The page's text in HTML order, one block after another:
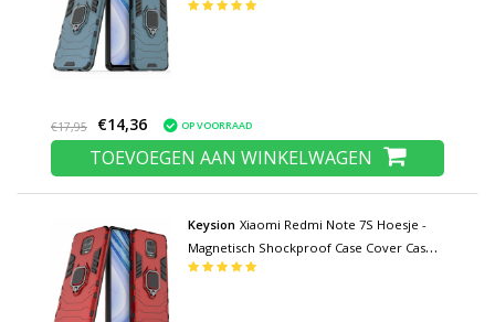
TPU Blauw + Kickstand
€17,95 €14,36 OP VOORRAAD
TOEVOEGEN AAN WINKELWAGEN
Keysion Xiaomi Redmi Note 7S Hoesje -
Magnetisch Shockproof Case Cover Cas
TPU Rood + Kickstand